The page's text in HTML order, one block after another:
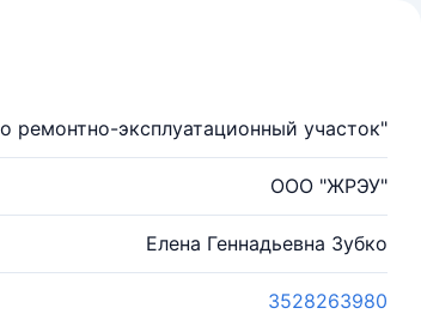
эксплуатационный участок"
ООО "ЖРЭУ"
Елена Геннадьевна Зубко
3528263980